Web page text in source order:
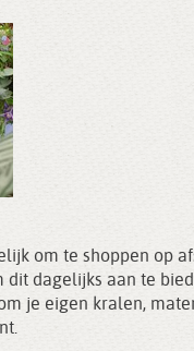
om te shoppen op
dit dagelijks aan te
je eigen kralen,